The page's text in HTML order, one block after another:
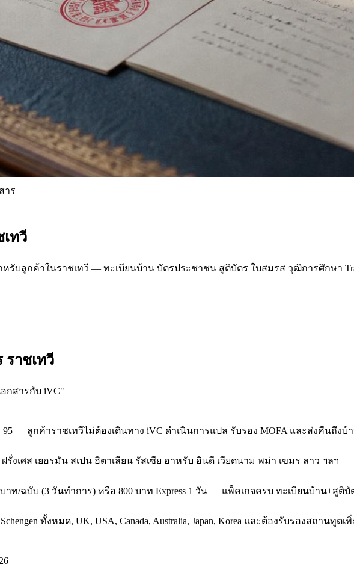
าร
ทวี
รับลูกค้าในราชเทวี — ทะเบียนบ้าน บัตรประชาชน สูติบัตร ใบสมรส วุฒิการศึกษา
ราชเทวี
กสารกับ iVC"
— ลูกค้าราชเทวีไม่ต้องเดินทาง iVC ดำเนินการแปล รับรอง MOFA และส่งคืนถึงบ้
งเศส เยอรมัน สเปน อิตาเลียน รัสเซีย อาหรับ ฮินดี เวียดนาม พม่า เขมร ลาว ฯลฯ
าท/ฉบับ (3 วันทำการ) หรือ 800 บาท Express 1 วัน — แพ็คเกจครบ ทะเบียนบ้าน+สูติ
ทั้งหมด, UK, USA, Canada, Australia, Japan, Korea และต้องรับรองสถานทูต